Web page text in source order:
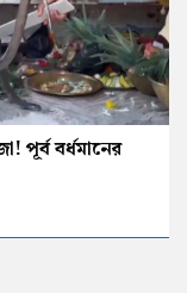
পূর্ব বর্ধমানের